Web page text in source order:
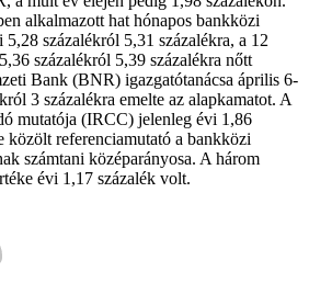
alkalmazott hat hónapos bankközi
százalékról 5,31 százalékra, a 12
százalékról 5,39 százalékra nőtt
Bank (BNR) igazgatótanácsa április 6-
3 százalékra emelte az alapkamatot. A
mutatója (IRCC) jelenleg évi 1,86
közölt referenciamutató a bankközi
számtani középarányosa. A három
évi 1,17 százalék volt.